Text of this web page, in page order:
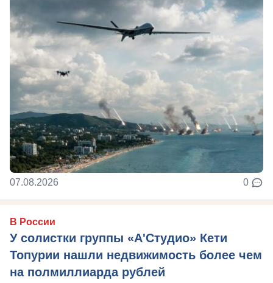
07.08.2026 0
В России
У солистки группы «А'Студио» Кети
Топурии нашли недвижимость более чем
на полмиллиарда рублей